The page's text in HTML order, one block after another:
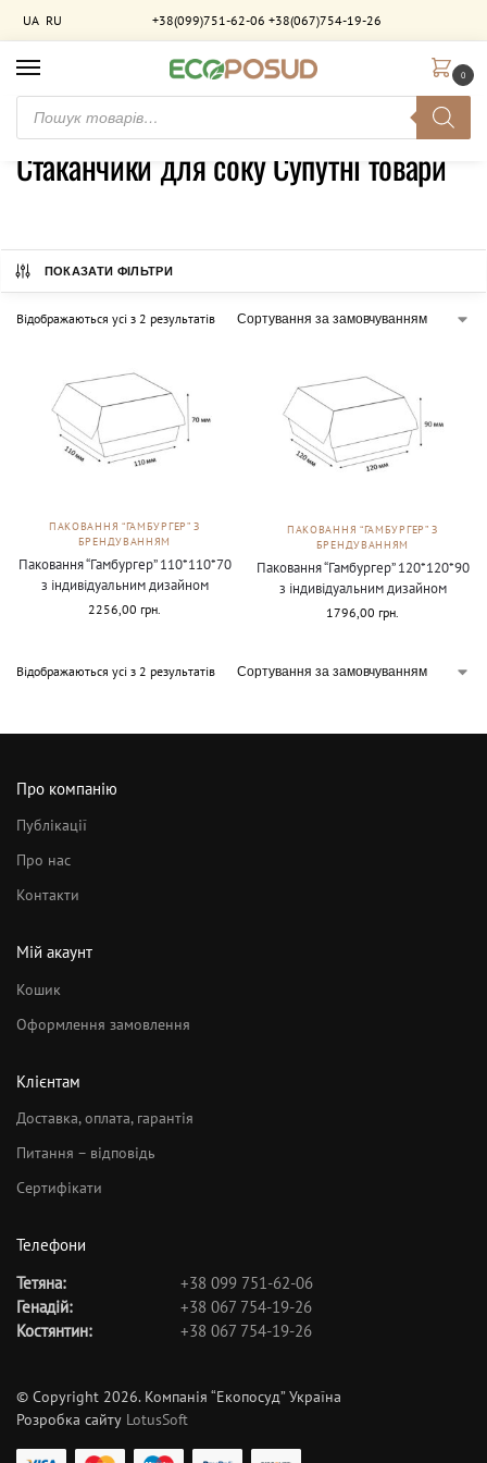
UA RU +38(099)751-62-06 +38(067)754-19-26
0
Головна / Товари з позначками “Стаканчики для соку Супутні товари”
Стаканчики для соку Супутні товари
ПОКАЗАТИ ФІЛЬТРИ
Відображаються усі з 2 результатів
ПАКОВАННЯ “ГАМБУРГЕР” З
БРЕНДУВАННЯМ
Паковання “Гамбургер” 110*110*70
з індивідуальним дизайном
2256,00 грн.
ПАКОВАННЯ “ГАМБУРГЕР” З
БРЕНДУВАННЯМ
Паковання “Гамбургер” 120*120*90
з індивідуальним дизайном
1796,00 грн.
Відображаються усі з 2 результатів
Про компанію
Публікації
Про нас
Контакти
Мій акаунт
Кошик
Оформлення замовлення
Клієнтам
Доставка, оплата, гарантія
Питання – відповідь
Сертифікати
Телефони
Тетяна:
+38 099 751-62-06
Генадій:
+38 067 754-19-26
Костянтин:
+38 067 754-19-26
© Copyright 2026. Компанія “Екопосуд” Україна
Розробка сайту LotusSoft